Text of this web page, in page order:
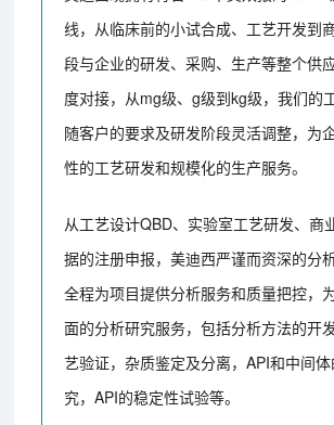
线，从临床前的小试合成、工艺开发到
段与企业的研发、采购、生产等整个供
度对接，从mg级、g级到kg级，我们的
随客户的要求及研发阶段灵活调整，为
性的工艺研发和规模化的生产服务。
从工艺设计QBD、实验室工艺研发、商
据的注册申报，美迪西严谨而资深的分
全程为项目提供分析服务和质量把控，
面的分析研究服务，包括分析方法的开
艺验证，杂质鉴定及分离，API和中间
究，API的稳定性试验等。